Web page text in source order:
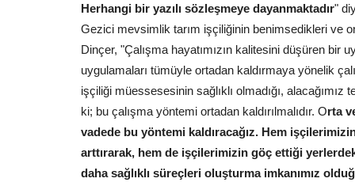
Herhangi bir yazılı sözleşmeye dayanmaktadır"
Gezici mevsimlik tarım işçiliğinin benimsedikleri ve
Dinçer, "Çalışma hayatımızın kalitesini düşüren bir
uygulamaları tümüyle ortadan kaldırmaya yönelik
işçiliği müessesesinin sağlıklı olmadığı,
ki; bu çalışma yöntemi ortadan kaldırılmalıdır. Orta
vadede bu yöntemi kaldıracağız. Hem
arttırarak, hem de işçilerimizin göç ettiği
daha sağlıklı süreçleri oluşturma imkanımız
GAİN MEDYA VE ANAHAT
OPERASYONUNDA YENİ
Aralık 18, 2025
İstanbul Cumhuriyet Başsavcılığı tarafından
yönelik başlatılan...